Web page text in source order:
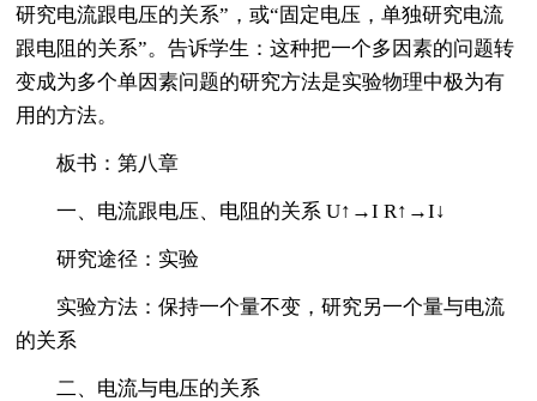
研究电流跟电压的关系”，或“固定电压，单独研究电流
跟电阻的关系”。告诉学生：这种把一个多因素的问题转
变成为多个单因素问题的研究方法是实验物理中极为有
用的方法。
板书：第八章
一、电流跟电压、电阻的关系 U↑→I R↑→I↓
研究途径：实验
实验方法：保持一个量不变，研究另一个量与电流
的关系
二、电流与电压的关系